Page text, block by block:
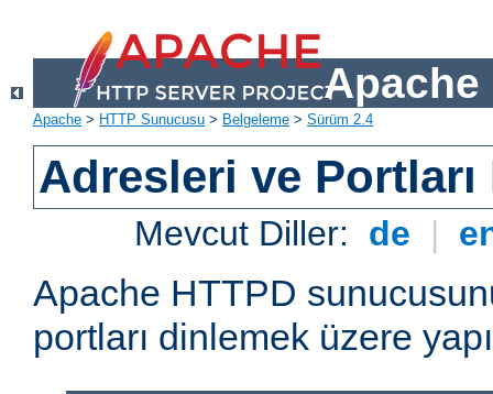
Apache
Apache > HTTP Sunucusu > Belgeleme > Sürüm 2.4
Adresleri ve Portları
Mevcut Diller: de |
Apache HTTPD
portları dinlemek üzere